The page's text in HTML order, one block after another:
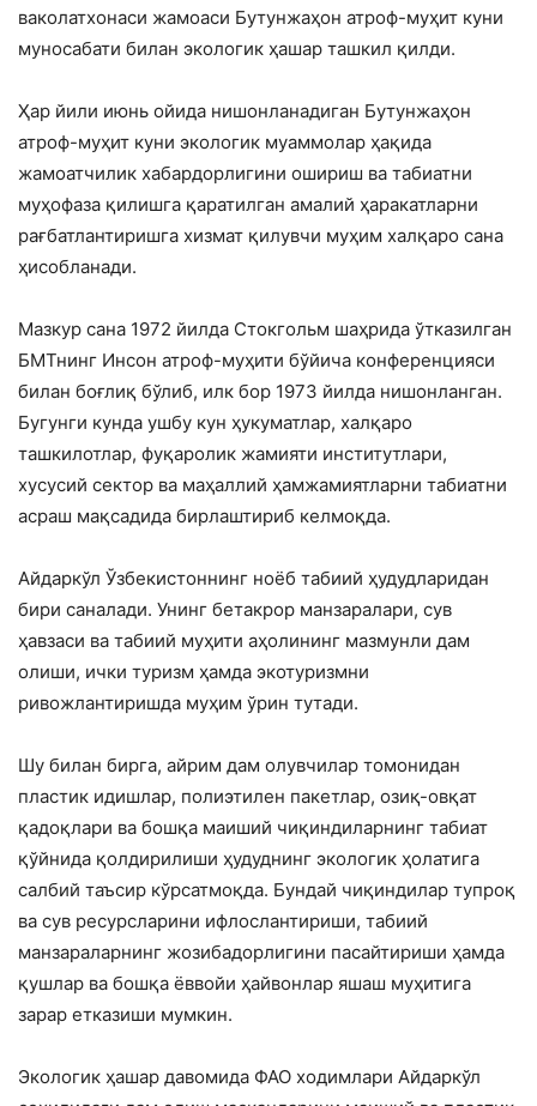
ваколатхонаси жамоаси Бутунжаҳон атроф-муҳит куни
муносабати билан экологик ҳашар ташкил қилди.
Ҳар йили июнь ойида нишонланадиган Бутунжаҳон
атроф-муҳит куни экологик муаммолар ҳақида
жамоатчилик хабардорлигини ошириш ва табиатни
муҳофаза қилишга қаратилган амалий ҳаракатларни
рағбатлантиришга хизмат қилувчи муҳим халқаро сана
ҳисобланади.
Мазкур сана 1972 йилда Стокгольм шаҳрида ўтказилган
БМТнинг Инсон атроф-муҳити бўйича конференцияси
билан боғлиқ бўлиб, илк бор 1973 йилда нишонланган.
Бугунги кунда ушбу кун ҳукуматлар, халқаро
ташкилотлар, фуқаролик жамияти институтлари,
хусусий сектор ва маҳаллий ҳамжамиятларни табиатни
асраш мақсадида бирлаштириб келмоқда.
Айдаркўл Ўзбекистоннинг ноёб табиий ҳудудларидан
бири саналади. Унинг бетакрор манзаралари, сув
ҳавзаси ва табиий муҳити аҳолининг мазмунли дам
олиши, ички туризм ҳамда экотуризмни
ривожлантиришда муҳим ўрин тутади.
Шу билан бирга, айрим дам олувчилар томонидан
пластик идишлар, полиэтилен пакетлар, озиқ-овқат
қадоқлари ва бошқа маиший чиқиндиларнинг табиат
қўйнида қолдирилиши ҳудуднинг экологик ҳолатига
салбий таъсир кўрсатмоқда. Бундай чиқиндилар тупроқ
ва сув ресурсларини ифлослантириши, табиий
манзараларнинг жозибадорлигини пасайтириши ҳамда
қушлар ва бошқа ёввойи ҳайвонлар яшаш муҳитига
зарар етказиши мумкин.
Экологик ҳашар давомида ФАО ходимлари Айдаркўл